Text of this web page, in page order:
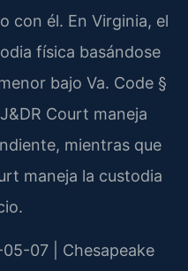
con él. En Virginia, el
física basándose
bajo Va. Code §
Court maneja
mientras que
maneja la custodia
07 | Chesapeake